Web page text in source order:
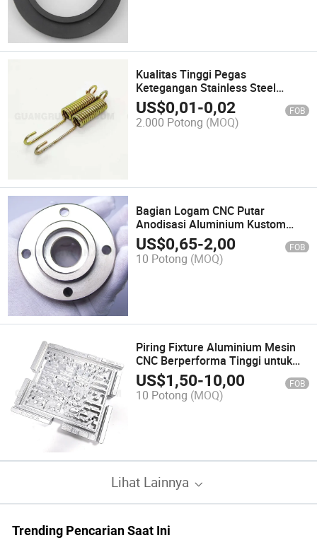
Kualitas Tinggi Pegas
Ketegangan Stainless Steel
Kustom untuk Semua
Penggunaan
US$0,01-0,02 FOB
2.000 Potong (MOQ)
Bagian Logam CNC Putar
Anodisasi Aluminium Kustom
untuk Rekayasa Presisi
US$0,65-2,00 FOB
10 Potong (MOQ)
Piring Fixture Aluminium Mesin
CNC Berperforma Tinggi untuk
Industri
US$1,50-10,00 FOB
10 Potong (MOQ)
Lihat Lainnya
Trending Pencarian Saat Ini